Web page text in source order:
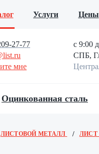
Услуги Цены
27-77
мне
с 9:00
СПБ,
Оцинкованная сталь
ЛИСТОВОЙ МЕТАЛЛ